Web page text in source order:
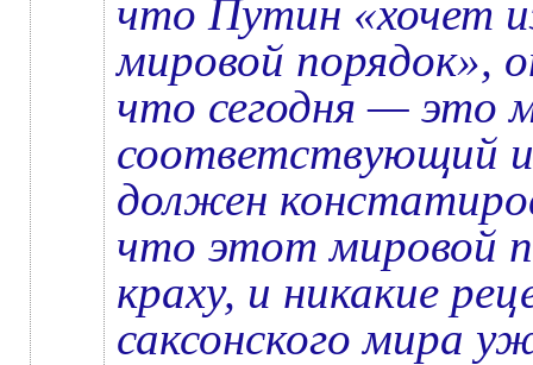
что Путин «хочет
мировой порядок»,
что сегодня — это
соответствующий
должен
что этот мировой
краху, и никакие
саксонского мира